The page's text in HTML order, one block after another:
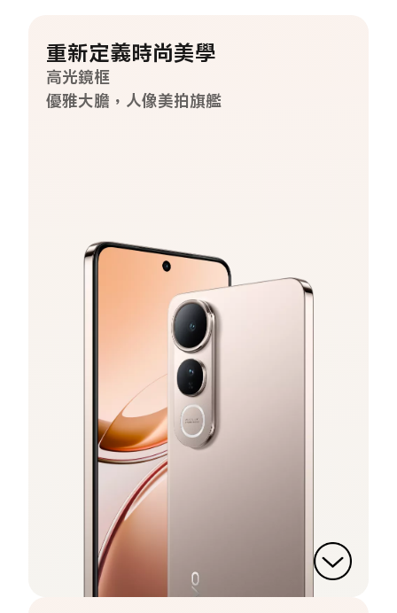
重新定義時尚美學
高光鏡框
優雅大膽，人像美拍旗艦